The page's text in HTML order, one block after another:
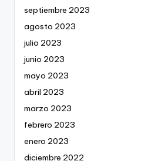
septiembre 2023
agosto 2023
julio 2023
junio 2023
mayo 2023
abril 2023
marzo 2023
febrero 2023
enero 2023
diciembre 2022